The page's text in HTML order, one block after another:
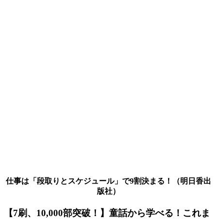
仕事は「段取りとスケジュール」で9割決まる！（明日香出
版社）
【7刷、10,000部突破！】童話から学べる！これま